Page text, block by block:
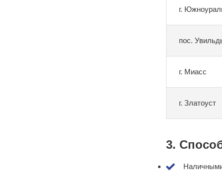
г.
пос.
г. Миасс
г. Златоуст
3.